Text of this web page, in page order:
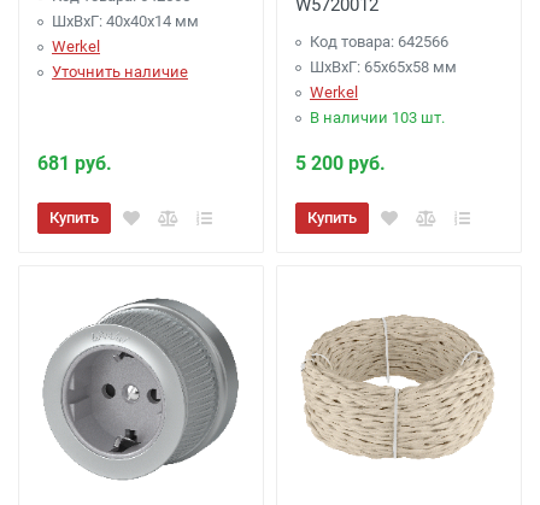
ШхВхГ: 40x40x14 мм
Werkel
Уточнить наличие
681 руб.
Купить
W5720012
Код товара: 642566
ШхВхГ: 65x65x58 мм
Werkel
В наличии 103 шт.
5 200 руб.
Купить